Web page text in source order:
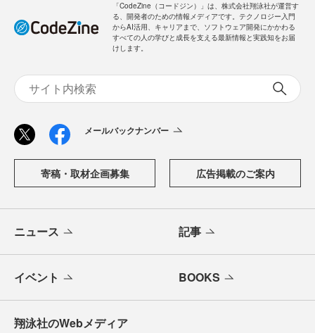
「CodeZine（コードジン）」は、株式会社翔泳社が運営す
る、開発者のための情報メディアです。テクノロジー入門
からAI活用、キャリアまで、ソフトウェア開発にかかわる
すべての人の学びと成長を支える最新情報と実践知をお届
けします。
メールバックナンバー
寄稿・取材企画募集 広告掲載のご案内
ニュース 記事
イベント BOOKS
翔泳社のWebメディア